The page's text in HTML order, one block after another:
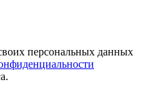
персональных данных